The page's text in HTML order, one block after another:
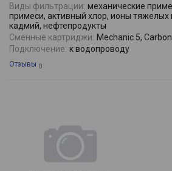
Виды фильтрации: механические
примеси, активный хлор, ионы
кадмий, нефтепродукты
Сменные картриджи: Mechanic 5,
Подключение: к водопроводу
Отзывы 0